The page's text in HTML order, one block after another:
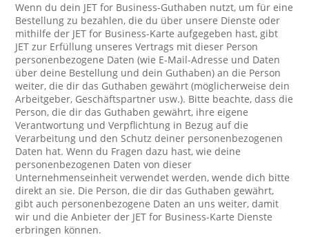
Wenn du dein JET for Business-Guthaben nutzt, um für eine
Bestellung zu bezahlen, die du über unsere Dienste oder
mithilfe der JET for Business-Karte aufgegeben hast, gibt
JET zur Erfüllung unseres Vertrags mit dieser Person
personenbezogene Daten (wie E-Mail-Adresse und Daten
über deine Bestellung und dein Guthaben) an die Person
weiter, die dir das Guthaben gewährt (möglicherweise dein
Arbeitgeber, Geschäftspartner usw.). Bitte beachte, dass die
Person, die dir das Guthaben gewährt, ihre eigene
Verantwortung und Verpflichtung in Bezug auf die
Verarbeitung und den Schutz deiner personenbezogenen
Daten hat. Wenn du Fragen dazu hast, wie deine
personenbezogenen Daten von dieser
Unternehmenseinheit verwendet werden, wende dich bitte
direkt an sie. Die Person, die dir das Guthaben gewährt,
gibt auch personenbezogene Daten an uns weiter, damit
wir und die Anbieter der JET for Business-Karte Dienste
erbringen können.